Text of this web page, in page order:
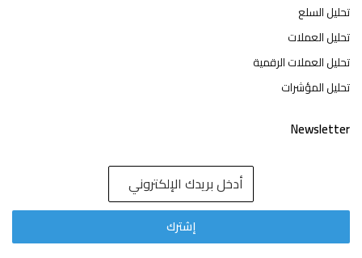
تحليل السلع
تحليل العملات
تحليل العملات الرقمية
تحليل المؤشرات
Newsletter